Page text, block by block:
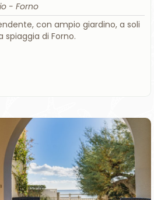
- Forno
con ampio giardino, a soli
spiaggia di Forno.